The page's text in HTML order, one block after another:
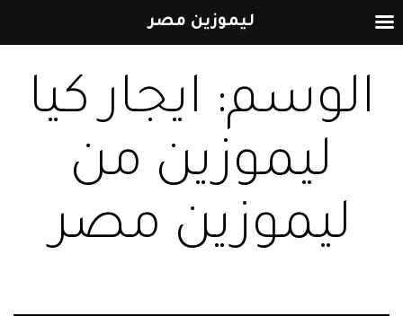
إلى
المحتوى
الوسم: ايجار كيا
ليموزين من
ليموزين مصر
ليموزين مصر